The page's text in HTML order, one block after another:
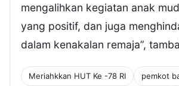
mengalihkan kegiatan anak
yang positif, dan juga
dalam kenakalan remaja”,
Meriahkkan HUT Ke -78 RI pemkot